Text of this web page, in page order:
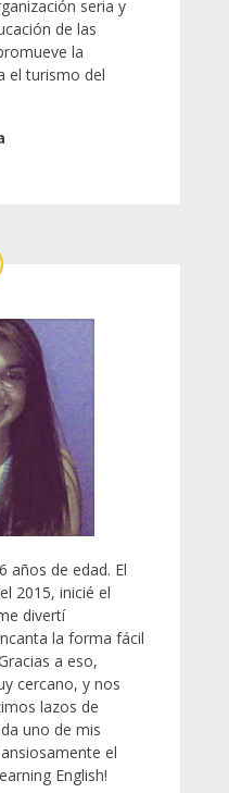
seria y
de las
la
el turismo del
años de edad. El
2015, inicié el
divertí
la forma fácil
a eso,
cercano, y nos
lazos de
uno de mis
el
English!